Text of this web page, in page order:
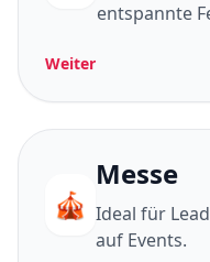
entspannte
Weiter
🎪
Messe
Ideal für
auf Events.